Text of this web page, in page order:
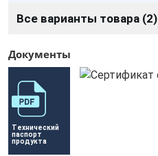
Все варианты товара (2)
Документы
Технический
паспорт
продукта